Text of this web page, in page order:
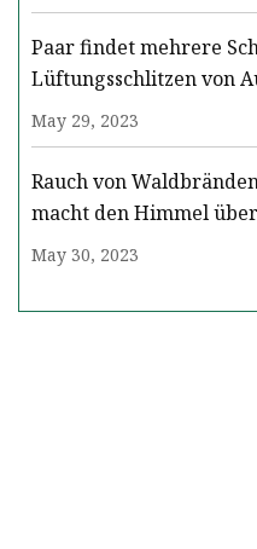
Paar findet mehrere
Lüftungsschlitzen von
May 29, 2023
Rauch von
macht den Himmel
May 30, 2023